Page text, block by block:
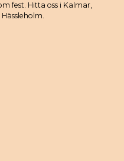
fest. Hitta oss i Kalmar,